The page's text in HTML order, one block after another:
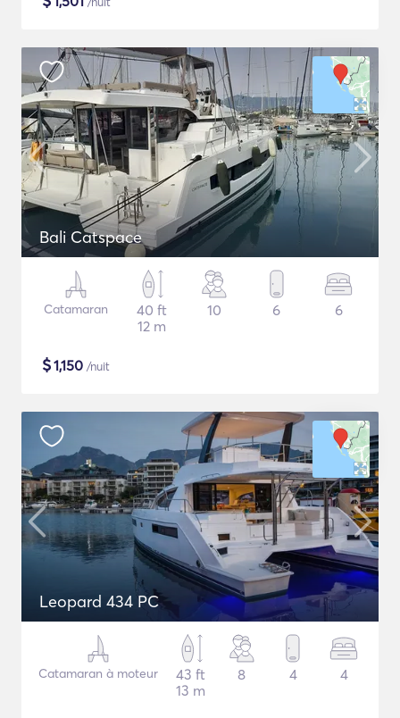
Bali Catspace
Catamaran
40 ft
12 m
10 6 6
$1,150 /nuit
Leopard 434 PC
Catamaran à moteur
43 ft
13 m
8 4 4